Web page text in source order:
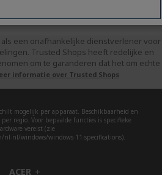
een onafhankelijke dienstverlener voor
Trusted Shops heeft redelijke en
om te garanderen dat het om echte
informatie over Trusted Shops
mogelijk per apparaat. Beschikbaarheid en
regio. Voor bepaalde functies is specifieke
vereist (zie
nl-nl/windows/windows-11-specifications).
ACER